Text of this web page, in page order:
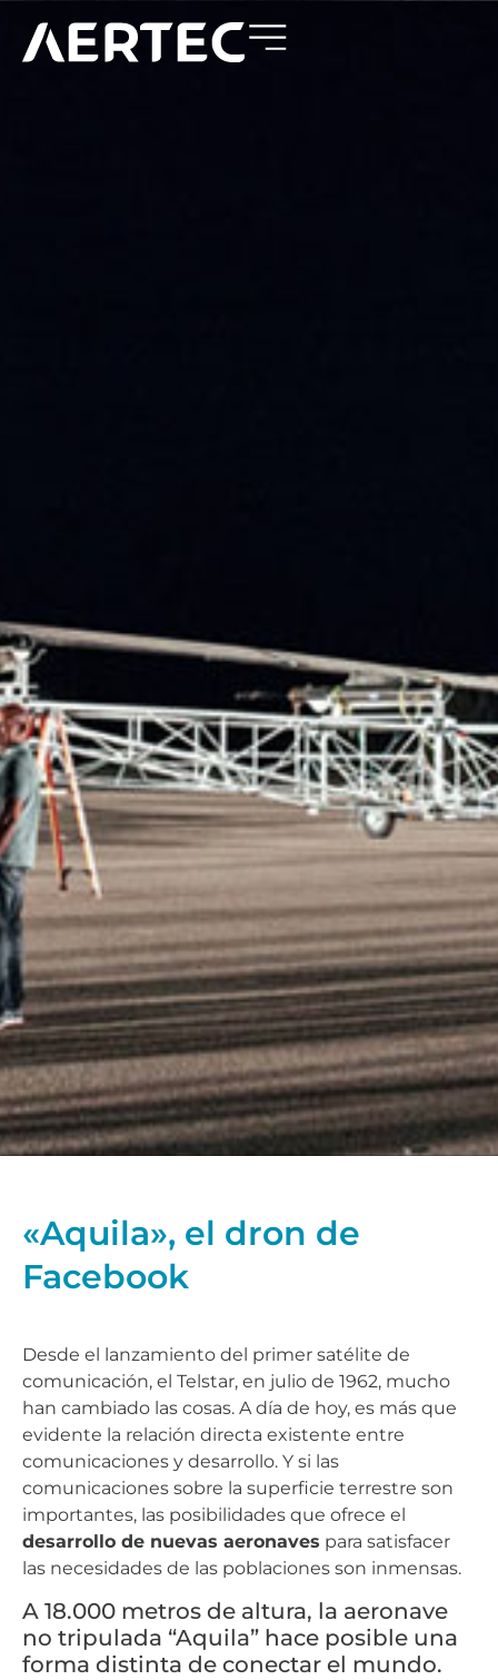
«Aquila», el dron de
Facebook
Desde el lanzamiento del primer satélite de
comunicación, el Telstar, en julio de 1962, mucho
han cambiado las cosas. A día de hoy, es más que
evidente la relación directa existente entre
comunicaciones y desarrollo. Y si las
comunicaciones sobre la superficie terrestre son
importantes, las posibilidades que ofrece el
desarrollo de nuevas aeronaves para satisfacer
las necesidades de las poblaciones son inmensas.
A 18.000 metros de altura, la aeronave
no tripulada “Aquila” hace posible una
forma distinta de conectar el mundo.